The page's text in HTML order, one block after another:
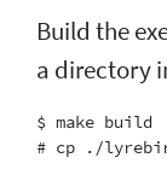
Build the
a directory
$ make build